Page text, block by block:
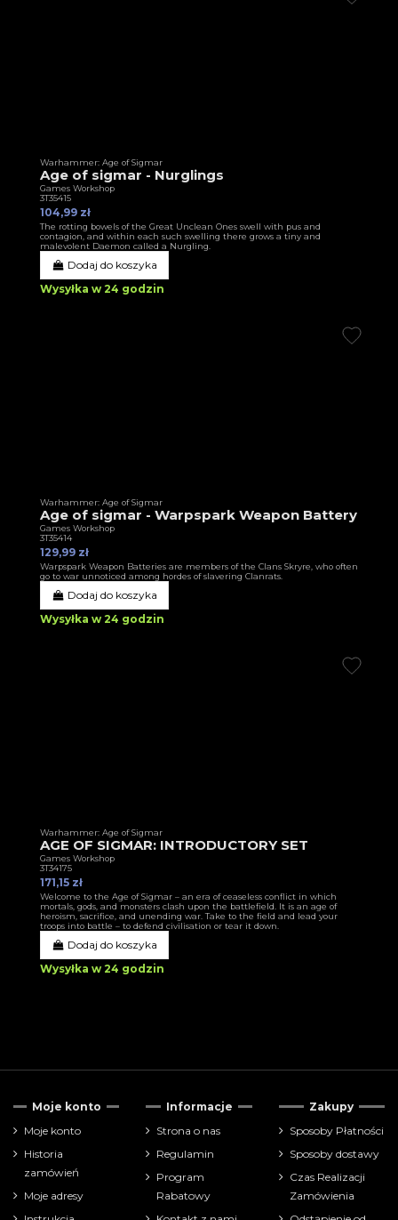
Warhammer: Age of Sigmar
Age of sigmar - Nurglings
Games Workshop
3T35415
104,99 zł
The rotting bowels of the Great Unclean Ones swell with pus and
contagion, and within each such swelling there grows a tiny and
malevolent Daemon called a Nurgling.
Dodaj do koszyka
Wysyłka w 24 godzin
Warhammer: Age of Sigmar
Age of sigmar - Warpspark Weapon Battery
Games Workshop
3T35414
129,99 zł
Warpspark Weapon Batteries are members of the Clans Skryre, who often
go to war unnoticed among hordes of slavering Clanrats.
Dodaj do koszyka
Wysyłka w 24 godzin
Warhammer: Age of Sigmar
AGE OF SIGMAR: INTRODUCTORY SET
Games Workshop
3T34175
171,15 zł
Welcome to the Age of Sigmar – an era of ceaseless conflict in which
mortals, gods, and monsters clash upon the battlefield. It is an age of
heroism, sacrifice, and unending war. Take to the field and lead your
troops into battle – to defend civilisation or tear it down.
Dodaj do koszyka
Wysyłka w 24 godzin
Moje konto
Moje konto
Historia
zamówień
Moje adresy
Informacje
Strona o nas
Regulamin
Program
Rabatowy
Zakupy
Sposoby Płatności
Sposoby dostawy
Czas Realizacji
Zamówienia